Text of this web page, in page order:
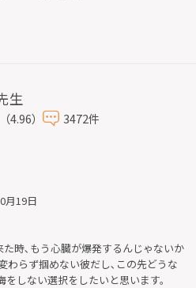
生
4.96） 3472件
月19日
時､もう心臓が爆発するんじゃないか
わらず掴めない彼だし､この先どうな
しない選択をしたいと思います。